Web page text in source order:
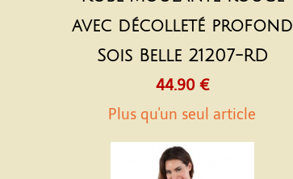
avec décolleté profond
Sois Belle 21207-RD
44.90 €
Plus qu'un seul article